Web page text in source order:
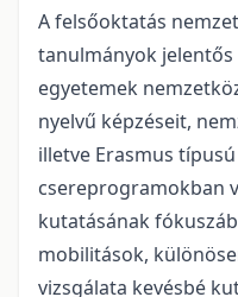
A felsőoktatás
tanulmányok
egyetemek
nyelvű képzéseit,
illetve Erasmus
csereprogramokban
kutatásának
mobilitások,
vizsgálata kevésbé